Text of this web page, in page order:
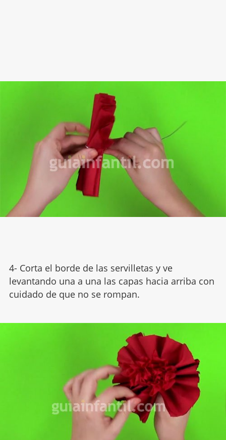
4- Corta el borde de las servilletas y ve
levantando una a una las capas hacia arriba con
cuidado de que no se rompan.